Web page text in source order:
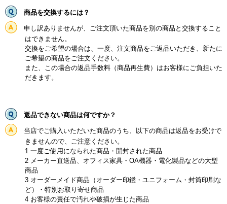
商品を交換するには？
申し訳ありませんが、ご注文頂いた商品を別の商品と交換すること
はできません。
交換をご希望の場合は、一度、注文商品をご返品いただき、新たに
ご希望の商品をご注文ください。
また、この場合の返品手数料（商品再生費）はお客様にご負担いた
だきます。
返品できない商品は何ですか？
当店でご購入いただいた商品のうち、以下の商品は返品をお受けで
きませんので、ご注意ください。
1 一度ご使用になられた商品・開封された商品
2 メーカー直送品、オフィス家具・OA機器・電化製品などの大型
商品
3 オーダーメイド商品（オーダー印鑑・ユニフォーム・封筒印刷な
ど）・特別お取り寄せ商品
4 お客様の責任で汚れや破損が生じた商品